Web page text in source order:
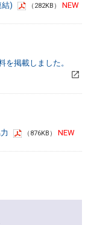
結) （282KB）
を掲載しました。
（876KB）